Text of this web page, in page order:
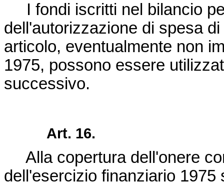
I fondi iscritti nel bilancio
dell'autorizzazione di spesa
articolo, eventualmente non
1975, possono essere
successivo.
Art. 16.
Alla copertura dell'onere
dell'esercizio finanziario